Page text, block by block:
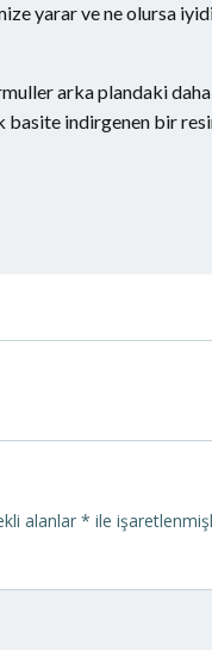
yarar ve ne olursa
arka plandaki
basite indirgenen bir
alanlar * ile